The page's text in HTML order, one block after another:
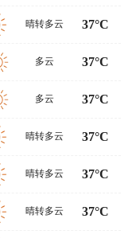
晴转多云 37°C
多云 37°C
多云 37°C
晴转多云 37°C
晴转多云 37°C
晴转多云 37°C